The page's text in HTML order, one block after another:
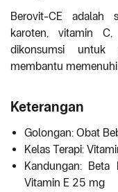
Berovit-CE adalah
karoten, vitamin
dikonsumsi untuk
membantu
Keterangan
Golongan: Obat
Kelas Terapi:
Kandungan:
Vitamin E 25 mg